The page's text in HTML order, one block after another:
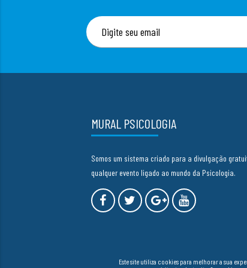
MURAL PSICOLOGIA
Somos um sistema criado para a divulgação
qualquer evento ligado ao mundo da Psicologia.
Este site utiliza cookies para melhorar a sua